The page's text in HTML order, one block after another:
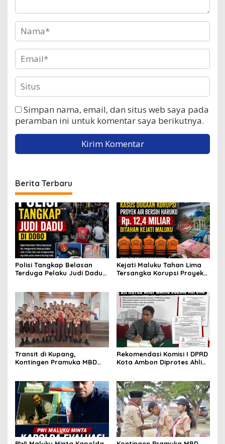
Simpan nama, email, dan situs web saya pada
peramban ini untuk komentar saya berikutnya.
Berita Terbaru
Polisi Tangkap Belasan
Terduga Pelaku Judi Dadu
Selisih Barang Bukti
Kejati Maluku Tahan Lima
Tersangka Korupsi Proyek
Transit di Kupang,
Kontingen Pramuka MBD
Wali Kota
Rekomendasi Komisi I DPRD
Kota Ambon Diprotes Ahli